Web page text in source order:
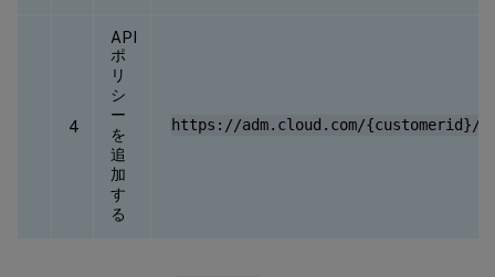
4
API
ポ
リ
シ
ー
を
追
加
す
る
https://adm.cloud.com/